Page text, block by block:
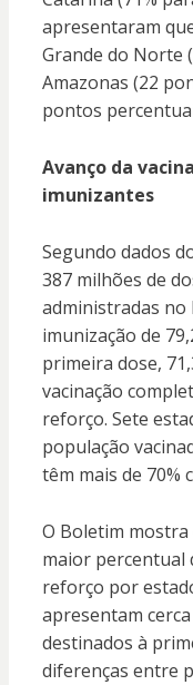
apresentaram
Grande do Norte
Amazonas (22
pontos
Avanço da
imunizantes
Segundo dados
387 milhões de
administradas no
imunização de
primeira dose,
vacinação
reforço. Sete
população
têm mais de 70%
O Boletim
maior percentual
reforço por
apresentam
destinados à
diferenças entre